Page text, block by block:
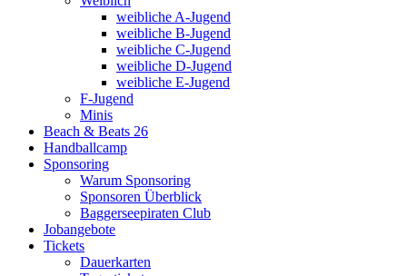
weibliche A-Jugend
weibliche B-Jugend
weibliche C-Jugend
weibliche D-Jugend
weibliche E-Jugend
F-Jugend
Minis
Beach & Beats 26
Handballcamp
Sponsoring
Warum Sponsoring
Sponsoren Überblick
Baggerseepiraten Club
Jobangebote
Tickets
Dauerkarten